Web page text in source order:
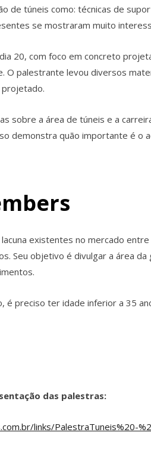
de túneis como: técnicas de
se mostraram muito
20, com foco em concreto
O palestrante levou diversos
sobre a área de túneis e a
demonstra quão importante é
existentes no mercado
Seu objetivo é divulgar a área
é preciso ter idade inferior a 35
das palestras:
links/PalestraTuneis%20-